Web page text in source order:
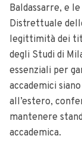
Baldassarre, e
Distrettuale
legittimità dei
degli Studi di
essenziali per
accademici
all’estero,
mantenere
accademica.